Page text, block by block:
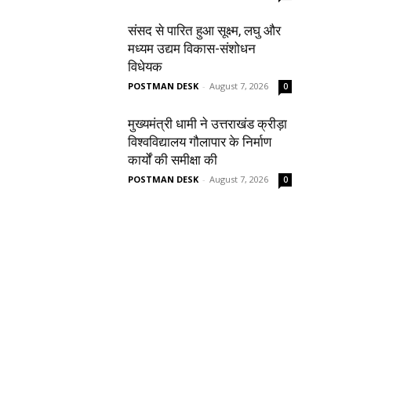
संसद से पारित हुआ सूक्ष्म, लघु और
मध्यम उद्यम विकास-संशोधन
विधेयक
POSTMAN DESK - August 7, 2026 0
मुख्यमंत्री धामी ने उत्तराखंड क्रीड़ा
विश्वविद्यालय गौलापार के निर्माण
कार्यों की समीक्षा की
POSTMAN DESK - August 7, 2026 0